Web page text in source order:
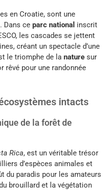
en Croatie, sont une
Dans ce parc national inscrit
les cascades se jettent
créant un spectacle d’une
le triomphe de la nature sur
rêvé pour une randonnée
intacts
de la forêt de
Rica, est un véritable trésor
d’espèces animales et
du paradis pour les amateurs
brouillard et la végétation